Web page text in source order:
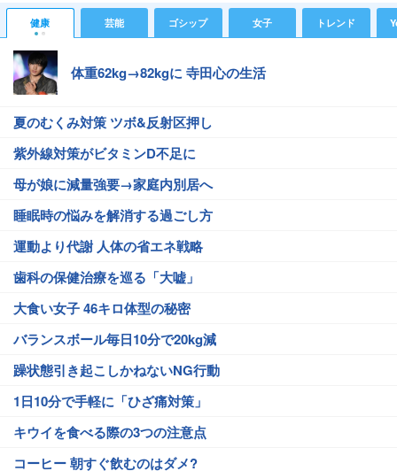
健康 芸能 ゴシップ 女子 トレンド
体重62kg→82kgに 寺田心の生活
夏のむくみ対策 ツボ&反射区押し
紫外線対策がビタミンD不足に
母が娘に減量強要→家庭内別居へ
睡眠時の悩みを解消する過ごし方
運動より代謝 人体の省エネ戦略
歯科の保健治療を巡る「大嘘」
大食い女子 46キロ体型の秘密
バランスボール毎日10分で20kg減
躁状態引き起こしかねないNG行動
1日10分で手軽に「ひざ痛対策」
キウイを食べる際の3つの注意点
コーヒー 朝すぐ飲むのはダメ?